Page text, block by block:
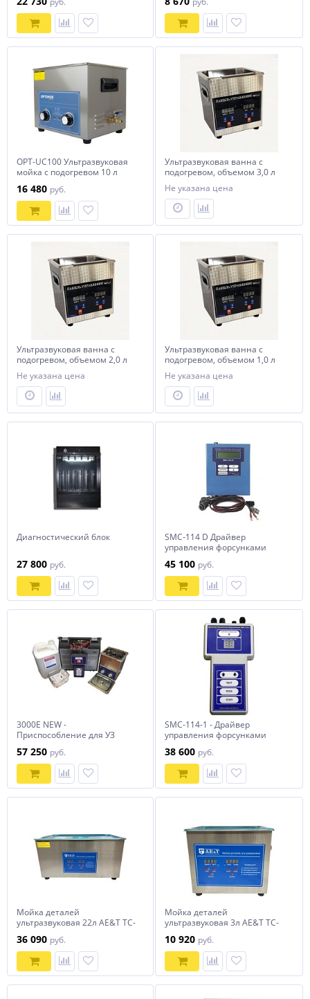
OPT-UC100 Ультразвуковая
мойка с подогревом 10 л
16 480 руб.
Ультразвуковая ванна с
подогревом, объемом 3,0 л
Не указана цена
Ультразвуковая ванна с
подогревом, объемом 2,0 л
Не указана цена
Ультразвуковая ванна с
подогревом, объемом 1,0 л
Не указана цена
Диагностический блок
27 800 руб.
SMC-114 D Драйвер
управления форсунками
двигателей
45 100 руб.
3000E NEW -
Приспособление для УЗ
57 250 руб.
SMC-114-1 - Драйвер
управления форсунками
38 600 руб.
Мойка деталей
ультразвуковая 22л AE&T TC-
36 090 руб.
Мойка деталей
ультразвуковая 3л AE&T TC-
10 920 руб.